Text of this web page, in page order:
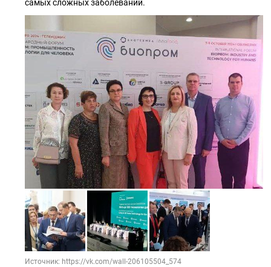
самых сложных заболеваний.
Источник: https://vk.com/wall-206105504_574